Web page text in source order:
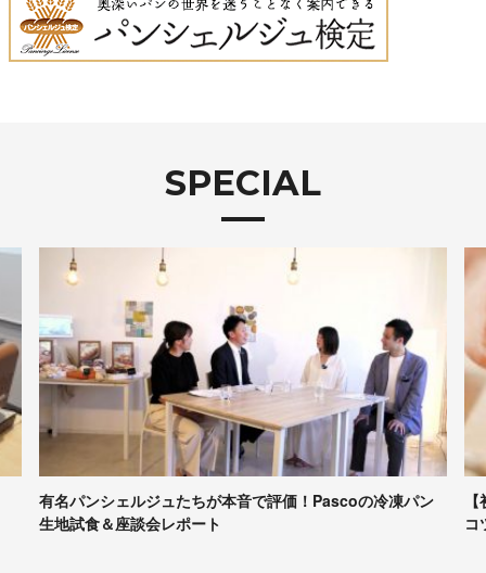
SPECIAL
【初心者向け】パンづくりの最低限の道具、かかる時間、
コツなど……専門家に聞きま…